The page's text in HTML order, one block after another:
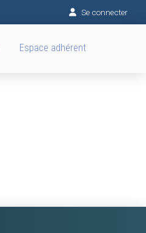
Se connecter
Espace adhérent